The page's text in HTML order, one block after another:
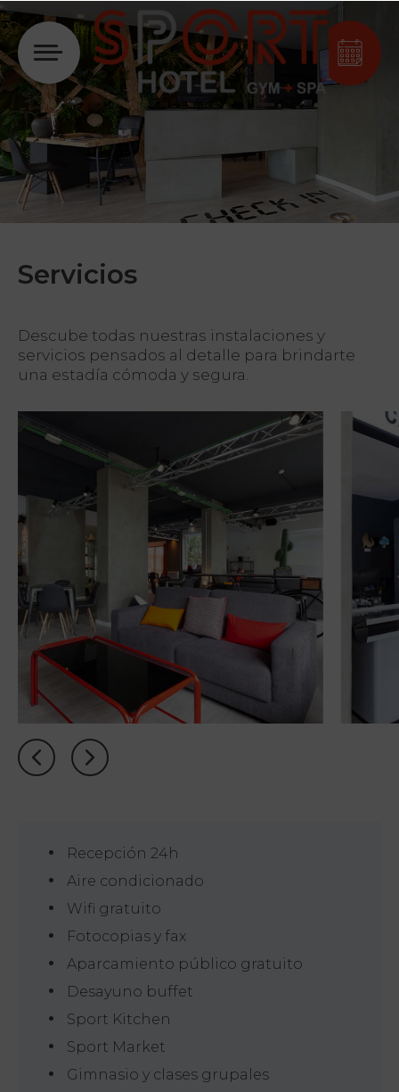
Acceder
Servicios
Descube todas nuestras instalaciones y
servicios pensados al detalle para brindarte
una estadía cómoda y segura.
Recepción 24h
Aire condicionado
Wifi gratuito
Fotocopias y fax
Aparcamiento público gratuito
Desayuno buffet
Sport Kitchen
Sport Market
Gimnasio y clases grupales